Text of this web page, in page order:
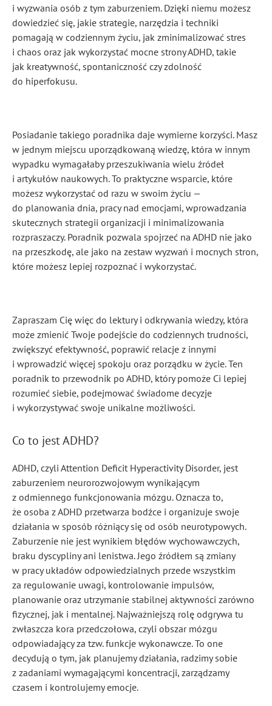
i wyzwania osób z tym zaburzeniem. Dzięki niemu możesz
dowiedzieć się, jakie strategie, narzędzia i techniki
pomagają w codziennym życiu, jak zminimalizować stres
i chaos oraz jak wykorzystać mocne strony ADHD, takie
jak kreatywność, spontaniczność czy zdolność
do hiperfokusu.
Posiadanie takiego poradnika daje wymierne korzyści. Masz
w jednym miejscu uporządkowaną wiedzę, która w innym
wypadku wymagałaby przeszukiwania wielu źródeł
i artykułów naukowych. To praktyczne wsparcie, które
możesz wykorzystać od razu w swoim życiu —
do planowania dnia, pracy nad emocjami, wprowadzania
skutecznych strategii organizacji i minimalizowania
rozpraszaczy. Poradnik pozwala spojrzeć na ADHD nie jako
na przeszkodę, ale jako na zestaw wyzwań i mocnych stron,
które możesz lepiej rozpoznać i wykorzystać.
Zapraszam Cię więc do lektury i odkrywania wiedzy, która
może zmienić Twoje podejście do codziennych trudności,
zwiększyć efektywność, poprawić relacje z innymi
i wprowadzić więcej spokoju oraz porządku w życie. Ten
poradnik to przewodnik po ADHD, który pomoże Ci lepiej
rozumieć siebie, podejmować świadome decyzje
i wykorzystywać swoje unikalne możliwości.
Co to jest ADHD?
ADHD, czyli Attention Deficit Hyperactivity Disorder, jest
zaburzeniem neurorozwojowym wynikającym
z odmiennego funkcjonowania mózgu. Oznacza to,
że osoba z ADHD przetwarza bodźce i organizuje swoje
działania w sposób różniący się od osób neurotypowych.
Zaburzenie nie jest wynikiem błędów wychowawczych,
braku dyscypliny ani lenistwa. Jego źródłem są zmiany
w pracy układów odpowiedzialnych przede wszystkim
za regulowanie uwagi, kontrolowanie impulsów,
planowanie oraz utrzymanie stabilnej aktywności zarówno
fizycznej, jak i mentalnej. Najważniejszą rolę odgrywa tu
zwłaszcza kora przedczołowa, czyli obszar mózgu
odpowiadający za tzw. funkcje wykonawcze. To one
decydują o tym, jak planujemy działania, radzimy sobie
z zadaniami wymagającymi koncentracji, zarządzamy
czasem i kontrolujemy emocje.